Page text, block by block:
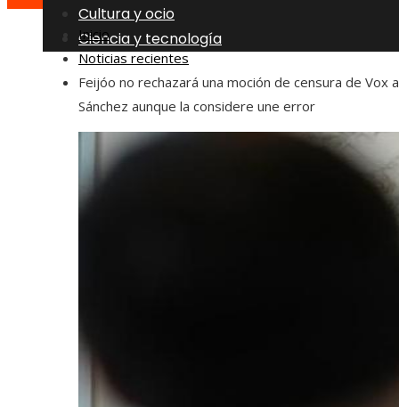
Cultura y ocio
Ciencia y tecnología
Inicio
Noticias recientes
Feijóo no rechazará una moción de censura de Vox a
Sánchez aunque la considere une error